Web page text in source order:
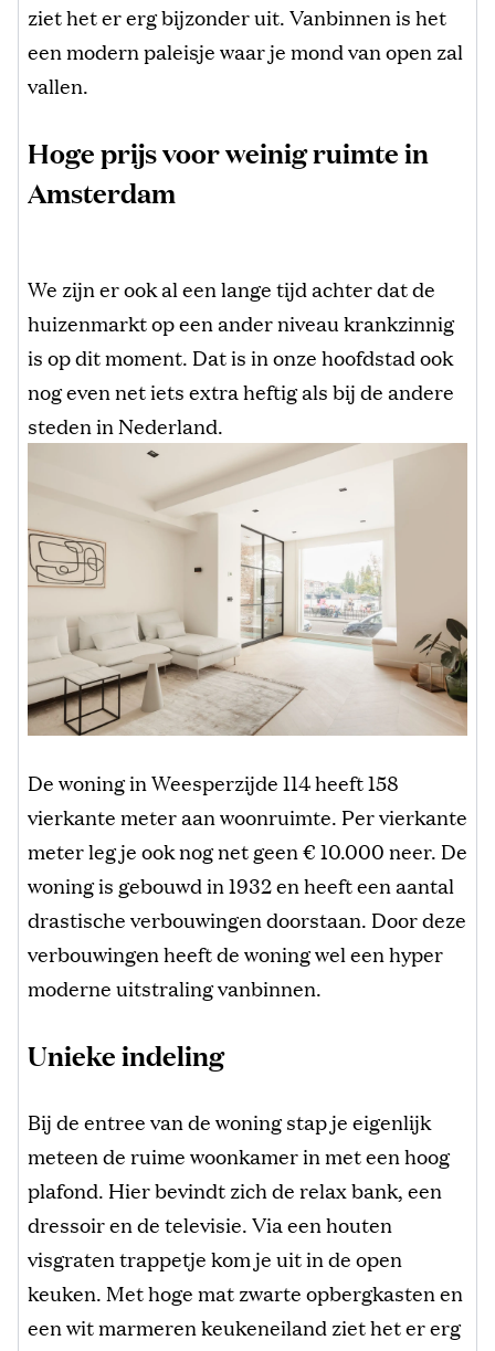
ziet het er erg bijzonder uit. Vanbinnen is het
een modern paleisje waar je mond van open zal
vallen.
Hoge prijs voor weinig ruimte in
Amsterdam
We zijn er ook al een lange tijd achter dat de
huizenmarkt op een ander niveau krankzinnig
is op dit moment. Dat is in onze hoofdstad ook
nog even net iets extra heftig als bij de andere
steden in Nederland.
De woning inWeesperzijde 114heeft 158
vierkante meter aan woonruimte. Per vierkante
meter leg je ook nog net geen € 10.000 neer. De
woning is gebouwd in 1932 en heeft een aantal
drastische verbouwingen doorstaan. Door deze
verbouwingen heeft de woning wel een hyper
moderne uitstraling vanbinnen.
Unieke indeling
Bij de entree van de woning stap je eigenlijk
meteen de ruime woonkamer in met een hoog
plafond. Hier bevindt zich de relax bank, een
dressoir en de televisie. Via een houten
visgraten trappetje kom je uit in de open
keuken. Met hoge mat zwarte opbergkasten en
een wit marmeren keukeneiland ziet het er erg